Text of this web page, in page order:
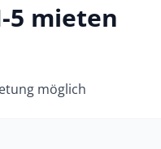
5 mieten
möglich